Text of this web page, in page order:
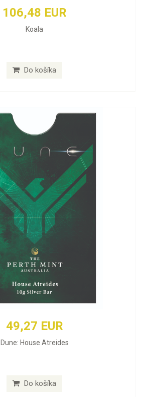
106,48 EUR
Koala
Do košíka
49,27 EUR
Dune: House Atreides
Do košíka